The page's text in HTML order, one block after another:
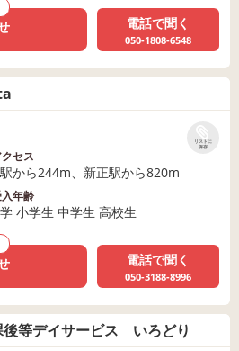
電話で聞く
050-1808-6548
リストに
保存
セス
から244m、新正駅から820m
年齢
小学生 中学生 高校生
電話で聞く
050-3188-8996
後等デイサービス いろどり